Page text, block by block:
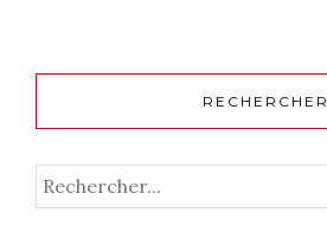
RECHERCHER